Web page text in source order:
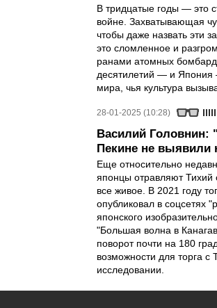
В тридцатые годы — это
войне. Захватывающая
чтобы даже назвать эти
это сломленное и
ранами атомных
десятилетий — и Япония
мира, чья культура
28-01-2025 (10:28)
Василий Головнин:
Пекине не выявили
Еще относительно
японцы отравляют Тихий
все живое. В 2021 году
опубликовал в соцсетях
японского
"Большая волна в
поворот почти на 180
возможности для торга
исследовании.